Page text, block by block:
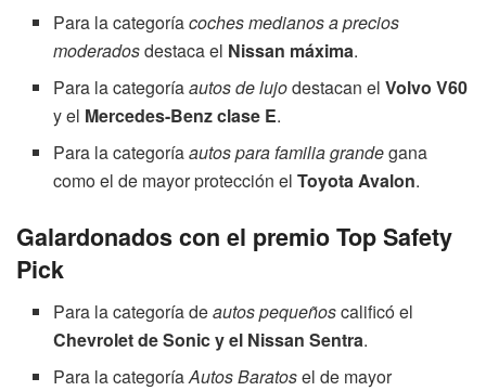
Para la categoríacoches medianos a precios
moderadosdestaca el Nissan máxima.
Para la categoríaautos de lujodestacan elVolvo V60
y el Mercedes-Benz clase E.
Para la categoríaautos para familia grandegana
como el de mayor protección elToyota Avalon.
Galardonados con el premio Top Safety
Pick
Para la categoría deautos pequeñoscalificó el
Chevrolet de Sonic y el Nissan Sentra.
Para la categoríaAutos Baratosel de mayor